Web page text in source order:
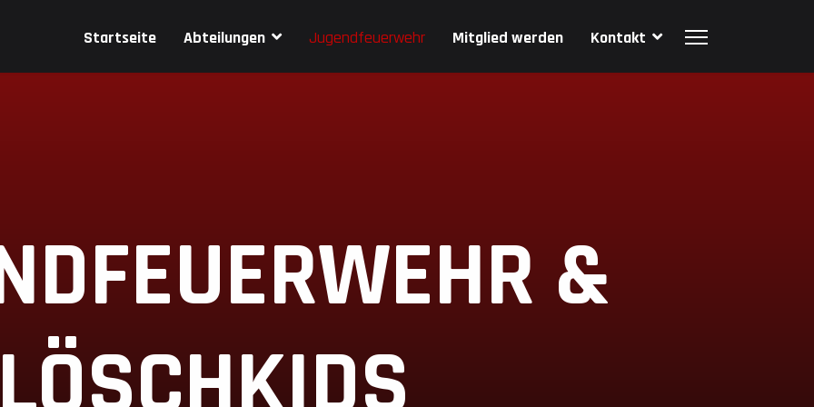
Startseite Abteilungen Jugendfeuerwehr Mitglied werden Kontakt
&